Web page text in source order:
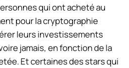
qui ont acheté au
pour la cryptographie
leurs investissements
jamais, en fonction de la
Et certaines des stars qui